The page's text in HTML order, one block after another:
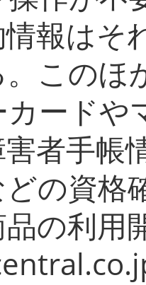
報はそ
このほ
ードや
者手帳
の資格
の利用